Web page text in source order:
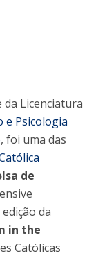
Licenciatura
e Psicologia
, foi uma das
de
da
in the
Católicas